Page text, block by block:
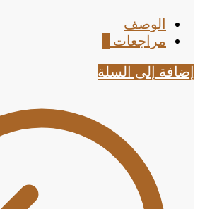
الوصف
مراجعات
إضافة إلى السلة